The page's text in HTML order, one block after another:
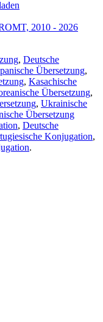
2010 - 2026
, Deutsche
Übersetzung,
, Kasachische
Übersetzung,
, Ukrainische
Übersetzung
, Deutsche
Konjugation,
.